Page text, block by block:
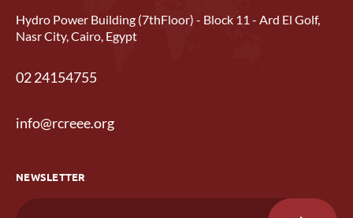
Hydro Power Building (7thFloor) - Block 11 - Ard El Golf,
Nasr City, Cairo, Egypt
02 24154755
info@rcreee.org
NEWSLETTER